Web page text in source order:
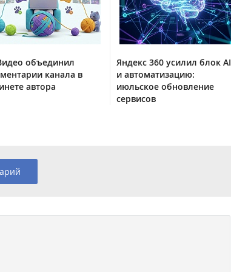
объединил
канала в
автора
Яндекс 360 усилил блок AI
и автоматизацию:
июльское обновление
сервисов